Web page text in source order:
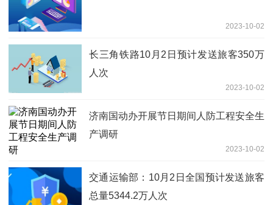
2023-10-02
长三角铁路10月2日预计发送旅客350万
人次
2023-10-02
济南国动办开展节日期间人防工程安全生
产调研
2023-10-02
交通运输部：10月2日全国预计发送旅客
总量5344.2万人次